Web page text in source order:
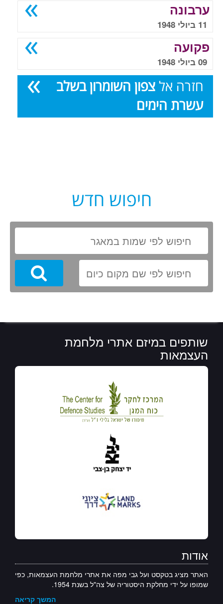
ערבונה
11 ביולי 1948
פקועה
09 ביולי 1948
חזרה אל צפון השומרון בשלב
עשרת הימים
חיפוש חדש
Search
שותפים במיזם אתרי מלחמת
העצמאות
אודות
האתר מציג בטקסט ועל גבי מפה את אתרי מלחמת העצמאות, כפי
שמופו על ידי מחלקת היסטוריה של צה"ל בשנת 1954.
המשך קריאה